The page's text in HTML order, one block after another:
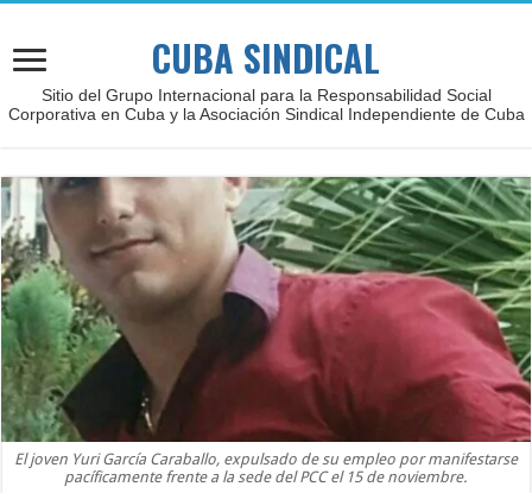
CUBA SINDICAL
Sitio del Grupo Internacional para la Responsabilidad Social
Corporativa en Cuba y la Asociación Sindical Independiente de Cuba
El joven Yuri García Caraballo, expulsado de su empleo por manifestarse
pacíficamente frente a la sede del PCC el 15 de noviembre.